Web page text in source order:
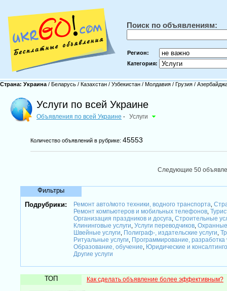
Поиск по объявлениям:
Регион:
Категория:
Страна: Украина / Беларусь / Казахстан / Узбекистан / Молдавия / Грузия /
Услуги по всей Украине
Объявления по всей Украине - Услуги
Количество объявлений в рубрике: 45553
Следующие 50
Фильтры
Подрубрики:
Ремонт авто/мото техники, водного транспорта
Ремонт компьютеров и мобильных телефонов,
Организация праздников и досуга Строительные
Клининговые услуги Услуги переводчиков, Охранные
Швейные услуги
Полиграф-, издательские услуги
Ритуальные услуги
Программирование, разработка
Образование, обучение
Юридические и
Другие услуги
ТОП Как сделать объявление более эффективным?